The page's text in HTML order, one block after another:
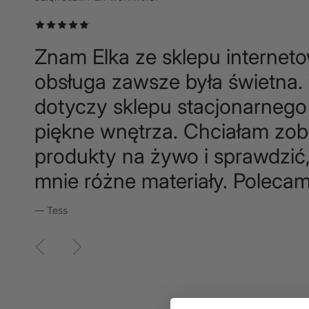
Znam Elka ze sklepu
obsługa zawsze była
dotyczy sklepu stacjonarnego
piękne wnętrza. Chciałam
produkty na żywo i
mnie różne materiały.
— Tess
Poprzedni